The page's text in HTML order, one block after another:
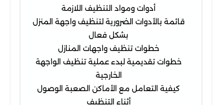
أدوات ومواد التنظيف اللازمة
قائمة بالأدوات الضرورية لتنظيف واجهة المنزل
بشكل فعال
خطوات تنظيف واجهات المنازل
خطوات تقديمية لبدء عملية تنظيف الواجهة
الخارجية
كيفية التعامل مع الأماكن الصعبة الوصول
أثناء التنظيف